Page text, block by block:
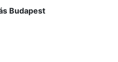
Budapest